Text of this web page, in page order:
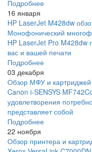
Подробнее
16 января
HP LaserJet M428dw
Монофонический
HP LaserJet Pro M428dw
вас и вашей печати
Подробнее
03 декабря
Обзор МФУ и картриджей
Canon i-SENSYS
удовлетворения
представляет собой
Подробнее
22 ноября
Обзор принтера и